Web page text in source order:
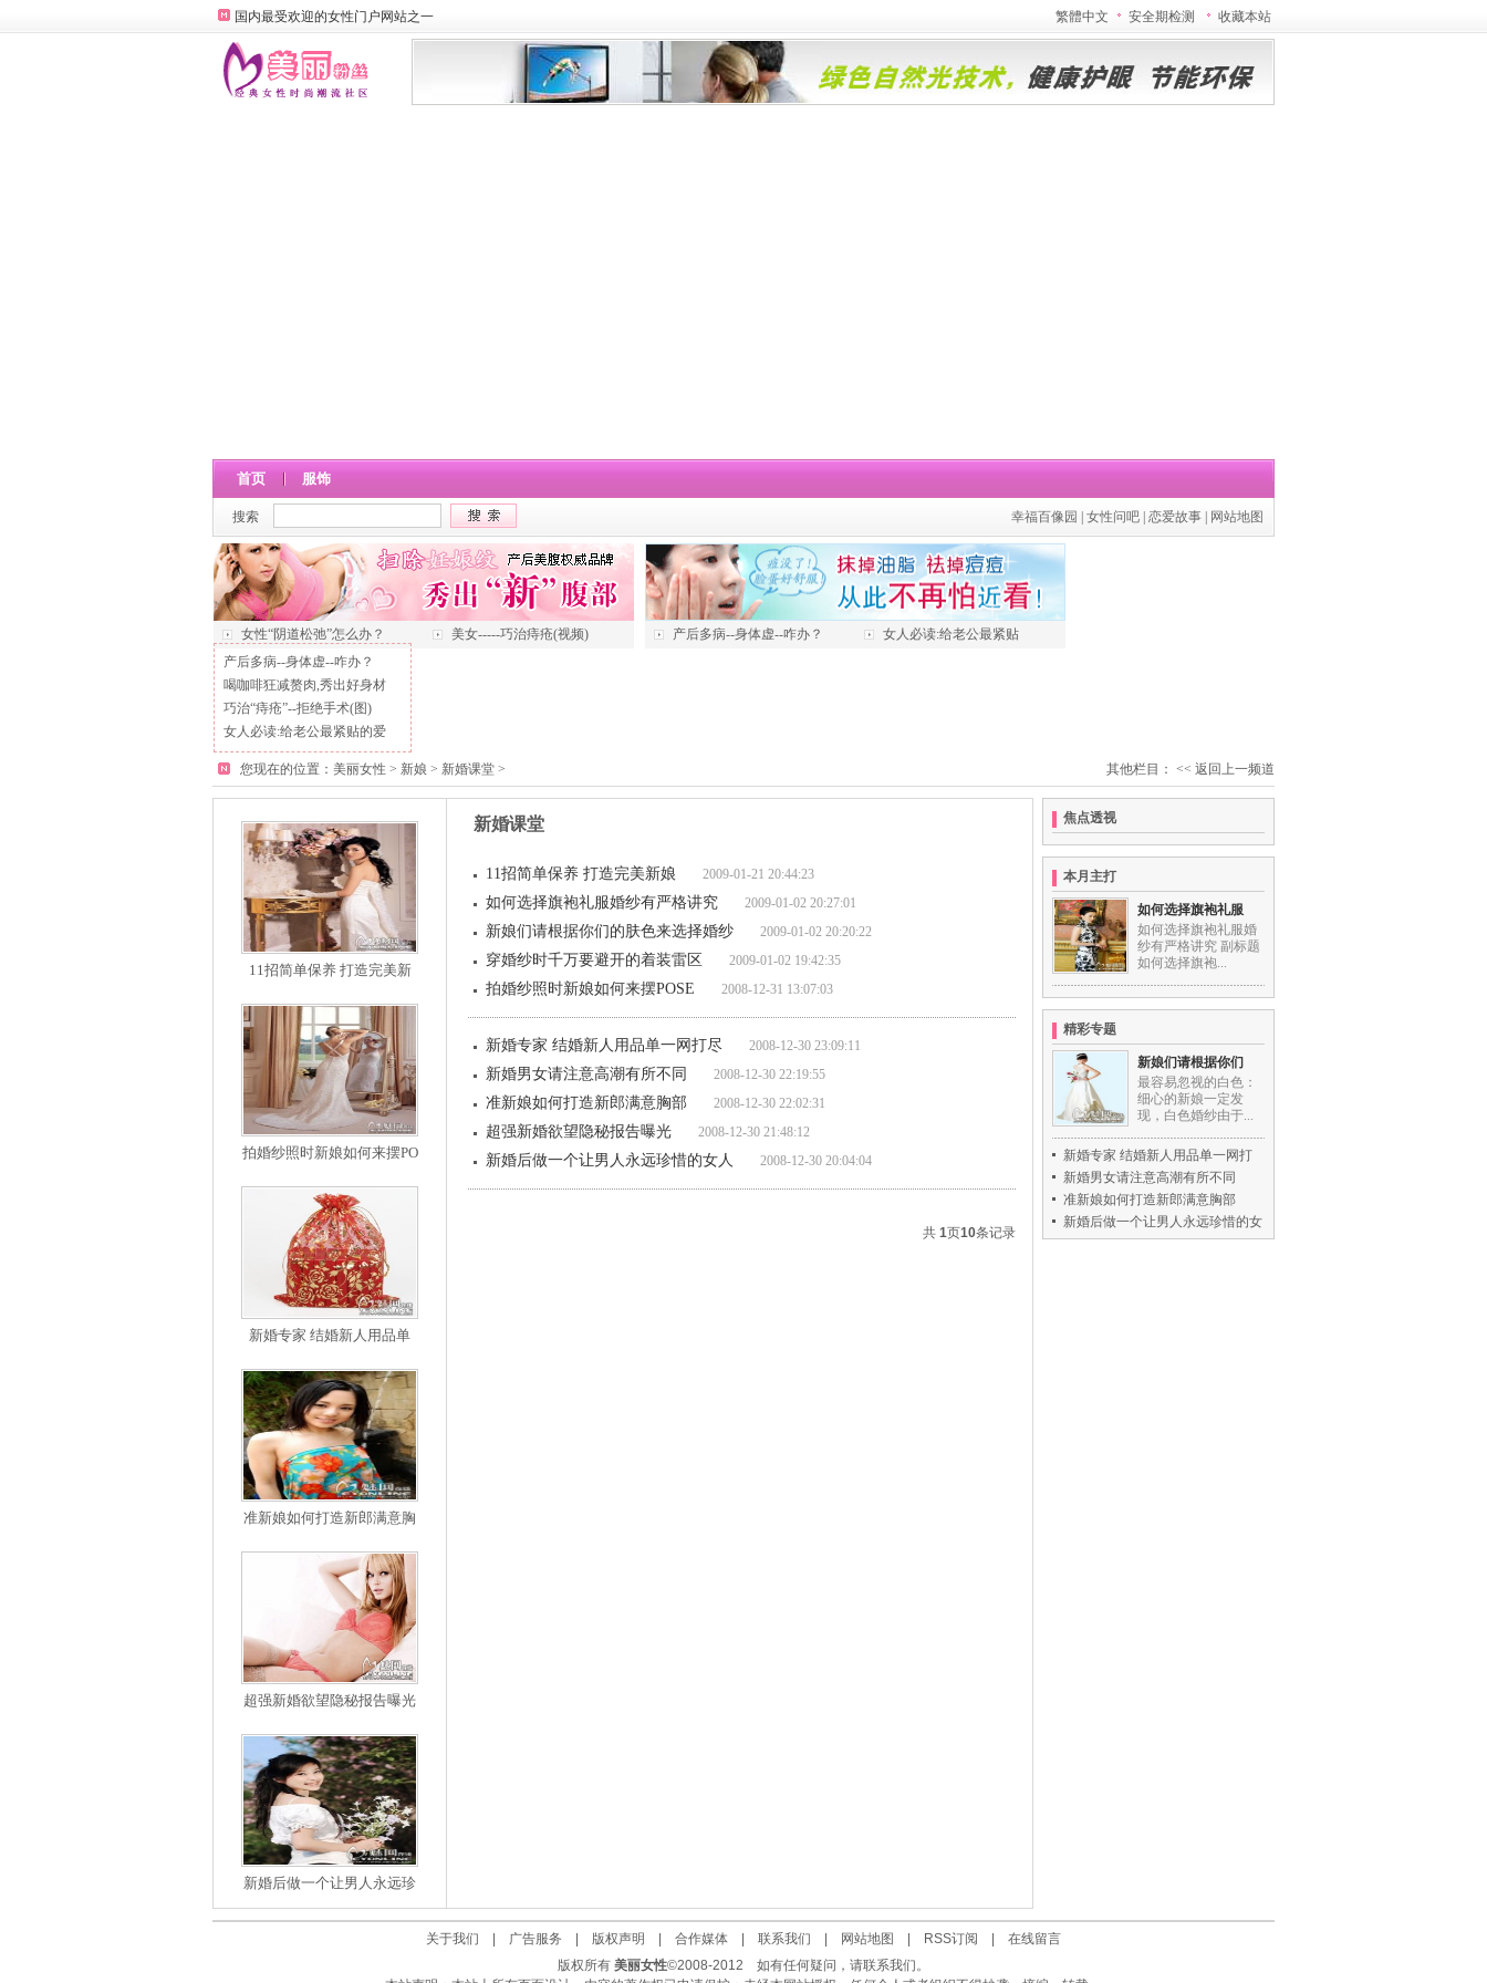
国内最受欢迎的女性门户网站之一 繁體中文 安全期检测 收藏本站
首页 服饰
搜索 幸福百像园 女性问吧 恋爱故事 网站地图
女性“阴道松弛”怎么办？ 美女-----巧治痔疮(视频) 产后多病--身体虚--咋办？
女人必读:给老公最紧贴
产后多病--身体虚--咋办？
喝咖啡狂减赘肉,秀出好身材
巧治“痔疮”--拒绝手术(图)
女人必读:给老公最紧贴的爱
其他栏目： << 返回上一频道
您现在的位置： 美丽女性 > 新娘 > 新婚课堂 >
11招简单保养 打造完美新
拍婚纱照时新娘如何来摆PO
新婚专家 结婚新人用品单
准新娘如何打造新郎满意胸
超强新婚欲望隐秘报告曝光
新婚后做一个让男人永远珍
新婚课堂
11招简单保养 打造完美新娘 2009-01-21 20:44:23
如何选择旗袍礼服婚纱有严格讲究 2009-01-02 20:27:01
新娘们请根据你们的肤色来选择婚纱 2009-01-02 20:20:22
穿婚纱时千万要避开的着装雷区 2009-01-02 19:42:35
拍婚纱照时新娘如何来摆POSE 2008-12-31 13:07:03
新婚专家 结婚新人用品单一网打尽 2008-12-30 23:09:11
新婚男女请注意高潮有所不同 2008-12-30 22:19:55
准新娘如何打造新郎满意胸部 2008-12-30 22:02:31
超强新婚欲望隐秘报告曝光 2008-12-30 21:48:12
新婚后做一个让男人永远珍惜的女人 2008-12-30 20:04:04
共 1页10条记录
焦点透视
本月主打
如何选择旗袍礼服
如何选择旗袍礼服婚
纱有严格讲究 副标题
如何选择旗袍...
精彩专题
新娘们请根据你们
最容易忽视的白色：
细心的新娘一定发
现，白色婚纱由于...
新婚专家 结婚新人用品单一网打
新婚男女请注意高潮有所不同
准新娘如何打造新郎满意胸部
新婚后做一个让男人永远珍惜的女
关于我们 广告服务 版权声明 合作媒体 联系我们 网站地图 RSS订阅
在线留言
版权所有 美丽女性©2008-2012 如有任何疑问，请联系我们。